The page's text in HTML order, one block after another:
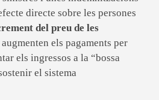
directe sobre les persones
del preu de les
augmenten els pagaments per
els ingressos a la “bossa
el sistema